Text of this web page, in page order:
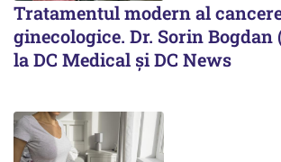
Tratamentul modern al
ginecologice. Dr. Sorin Bogdan
la DC Medical și DC News